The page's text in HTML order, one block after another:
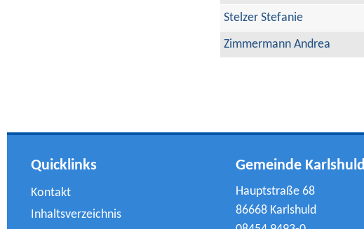
Stelzer Stefanie
Zimmermann Andrea
Quicklinks
Kontakt
Inhaltsverzeichnis
Gemeinde Karlshuld
Hauptstraße 68
86668 Karlshuld